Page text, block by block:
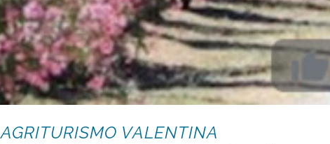
AGRITURISMO VALENTINA